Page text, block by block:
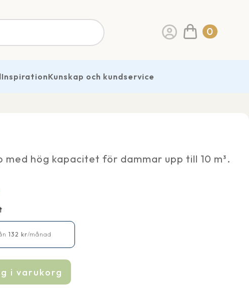
0
InspirationKunskap och kundservice
med hög kapacitet för dammar upp till 10 m³.
132 kr/månad
i varukorg